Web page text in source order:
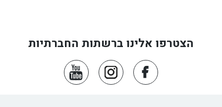
הצטרפו אלינו ברשתות החברתיות